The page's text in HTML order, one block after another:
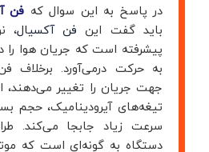
در پاسخ به این سوال که فن
باید گفت این فن آکسیال،
پیشرفته است که جریان هوا را
به حرکت درمی‌آورد. برخلاف
جهت جریان را تغییر می‌دهند،
تیغه‌های آیرودینامیک، حجم
سرعت زیاد جابجا می‌کند.
دستگاه به گونه‌ای است که